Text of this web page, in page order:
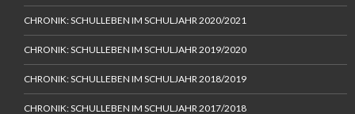
CHRONIK: SCHULLEBEN IM SCHULJAHR 2020/2021
CHRONIK: SCHULLEBEN IM SCHULJAHR 2019/2020
CHRONIK: SCHULLEBEN IM SCHULJAHR 2018/2019
CHRONIK: SCHULLEBEN IM SCHULJAHR 2017/2018